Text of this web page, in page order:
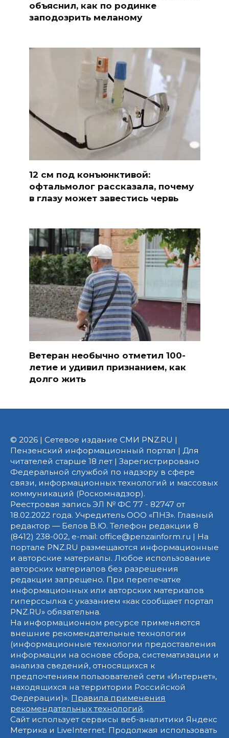
объяснил, как по родинке
заподозрить меланому
12 см под конъюнктивой:
офтальмолог рассказала, почему
в глазу может завестись червь
Ветеран необычно отметил 100-
летие и удивил признанием, как
долго жить
© 2026 | Сетевое издание СМИ PNZ.RU |
Пензенский информационный портал | Для
читателей старше 18 лет | Зарегистрировано
Федеральной службой по надзору в сфере
связи, информационных технологий и массовых
коммуникаций (Роскомнадзор).
Реестровая запись ЭЛ № ФС 77 - 82747 от
18.02.2022 года. Учредитель ООО «ПНЗ». Главный
редактор — Белов В.Ю. Телефон редакции 8
(8412) 238-002, e-mail: office@penzainform.ru | На
портале PNZ.RU размещаются информационные
и авторские материалы. Любое использование
авторских материалов без разрешения
редакции запрещено. При перепечатке
информационных или авторских материалов
гиперссылка с указанием «как сообщает портал
PNZ.RU» обязательна.
На информационном ресурсе применяются
внешние рекомендательные технологии
(информационные технологии предоставления
информации на основе сбора, систематизации и
анализа сведений, относящихся к
предпочтениям пользователей сети «Интернет»,
находящихся на территории Российской
Федерации)». Правила применения
рекомендательных технологий.
Сайт использует сервисы веб-аналитики Яндекс
Метрика и LiveInternet. Продолжая использовать